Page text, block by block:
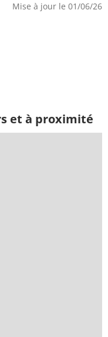
Mise à jour le 01/06/26
et à proximité